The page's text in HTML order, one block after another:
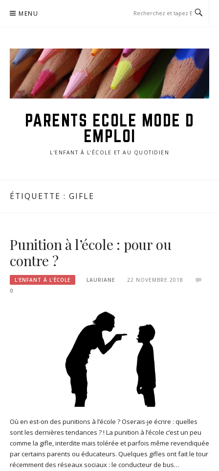
MENU
PARENTS ECOLE MODE D
EMPLOI
L'ENFANT À L'ÉCOLE ET AU QUOTIDIEN
ÉTIQUETTE : GIFLE
Punition à l’école : pour ou
contre ?
L'ENFANT À L'ÉCOLE LAURIANE
22 NOVEMBRE 2018
0
Où en est-on des punitions à l’école ? Oserais-je écrire : quelles
sont les dernières tendances ? ! La punition à l’école c’est un peu
comme la gifle, interdite mais tolérée et parfois même revendiquée
par certains parents ou éducateurs. Quelques gifles ont fait le tour
récemment des réseaux sociaux : le conducteur de bus…